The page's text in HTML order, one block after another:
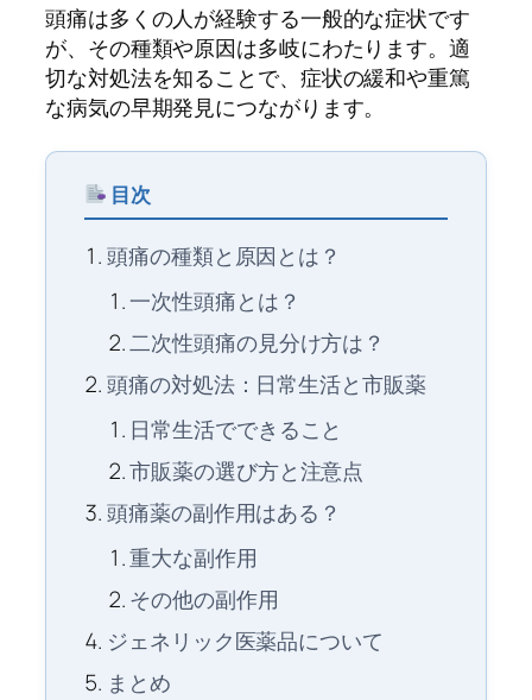
頭痛は多くの人が経験する一般的な症状です
が、その種類や原因は多岐にわたります。適
切な対処法を知ることで、症状の緩和や重篤
な病気の早期発見につながります。
目次
頭痛の種類と原因とは？
一次性頭痛とは？
二次性頭痛の見分け方は？
頭痛の対処法：日常生活と市販薬
日常生活でできること
市販薬の選び方と注意点
頭痛薬の副作用はある？
重大な副作用
その他の副作用
ジェネリック医薬品について
まとめ